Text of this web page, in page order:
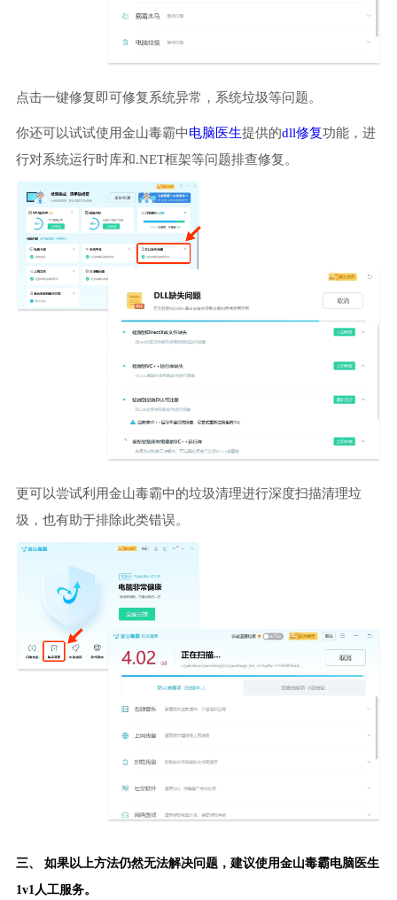
点击一键修复即可修复系统异常，系统垃圾等问题。
你还可以试试使用金山毒霸中电脑医生提供的dll修复功能，进
行对系统运行时库和.NET框架等问题排查修复。
更可以尝试利用金山毒霸中的垃圾清理进行深度扫描清理垃
圾，也有助于排除此类错误。
三、 如果以上方法仍然无法解决问题，建议使用金山毒霸电脑医生
1v1人工服务。